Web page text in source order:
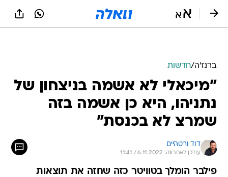
ברנז'ה/חדשות
"מיכאלי לא אשמה בניצחון של
נתניהו, היא כן אשמה בזה
שמרצ לא בכנסת"
דוד ורטהיים
עודכן לאחרונה: 6.11.2022 / 11:41
פילבר הומלך בטוויטר כזה שחזה את תוצאות